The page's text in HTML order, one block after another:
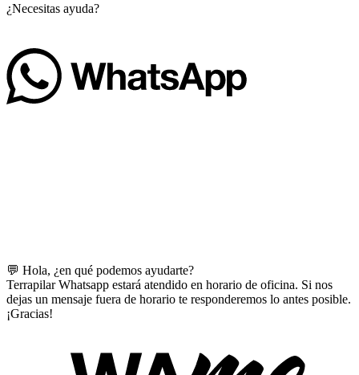
¿Necesitas ayuda?
💬 Hola, ¿en qué podemos ayudarte?
Terrapilar Whatsapp estará atendido en horario de oficina. Si nos
dejas un mensaje fuera de horario te responderemos lo antes posible.
¡Gracias!